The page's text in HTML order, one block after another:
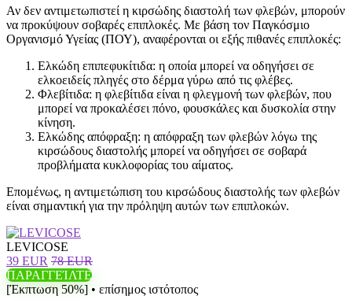
Αν δεν αντιμετωπιστεί η κιρσώδης διαστολή των φλεβών, μπορούν
να προκύψουν σοβαρές επιπλοκές. Με βάση τον Παγκόσμιο
Οργανισμό Υγείας (ΠΟΥ), αναφέρονται οι εξής πιθανές επιπλοκές:
Ελκώδη επιπεφυκίτιδα: η οποία μπορεί να οδηγήσει σε
ελκοειδείς πληγές στο δέρμα γύρω από τις φλέβες.
Φλεβίτιδα: η φλεβίτιδα είναι η φλεγμονή των φλεβών, που
μπορεί να προκαλέσει πόνο, φουσκάλες και δυσκολία στην
κίνηση.
Ελκώδης απόφραξη: η απόφραξη των φλεβών λόγω της
κιρσώδους διαστολής μπορεί να οδηγήσει σε σοβαρά
προβλήματα κυκλοφορίας του αίματος.
Επομένως, η αντιμετώπιση του κιρσώδους διαστολής των φλεβών
είναι σημαντική για την πρόληψη αυτών των επιπλοκών.
LEVICOSE
39 EUR 78 EUR
ΠΑΡΑΓΓΕΊΛΤΕ
[Έκπτωση 50%] • επίσημος ιστότοπος